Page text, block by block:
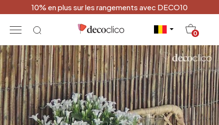
10% en plus sur les rangements avec DECO10
0